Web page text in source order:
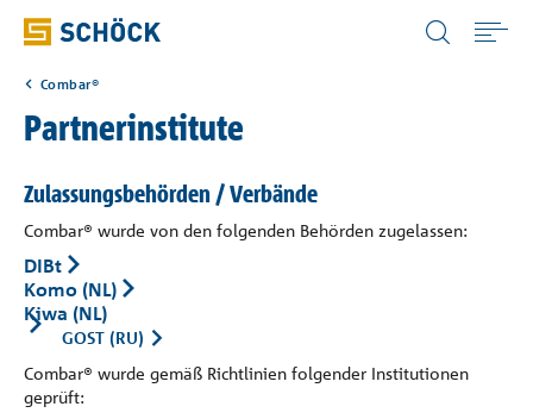
Produkte
Digitale Lösungen
Download
Luxembourg (LU) Deutsch
Combar®
Partnerinstitute
Zulassungsbehörden / Verbände
Combar® wurde von den folgenden Behörden zugelassen:
DIBt
Komo (NL)
Kiwa (NL)
GOST (RU)
Combar® wurde gemäß Richtlinien folgender Institutionen
geprüft: